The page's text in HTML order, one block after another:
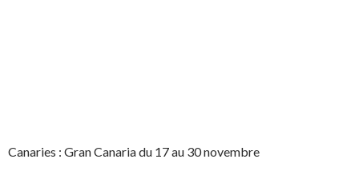
Canaries : Gran Canaria du 17 au 30 novembre